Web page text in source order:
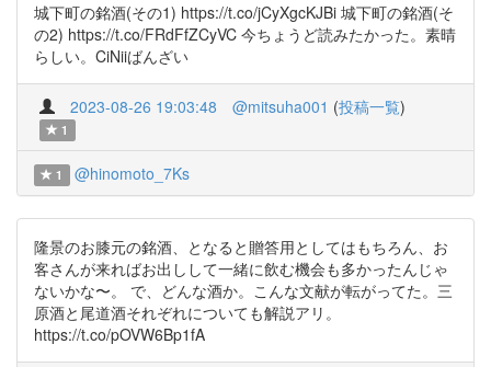
城下町の銘酒(その1) https://t.co/jCyXgcKJBi 城下町の銘酒(そ
の2) https://t.co/FRdFfZCyVC 今ちょうど読みたかった。素晴
らしい。CiNiiばんざい
2023-08-26 19:03:48 @mitsuha001 (投稿一覧)
1
1 @hinomoto_7Ks
隆景のお膝元の銘酒、となると贈答用としてはもちろん、お
客さんが来ればお出しして一緒に飲む機会も多かったんじゃ
ないかな〜。 で、どんな酒か。こんな文献が転がってた。三
原酒と尾道酒それぞれについても解説アリ。
https://t.co/pOVW6Bp1fA